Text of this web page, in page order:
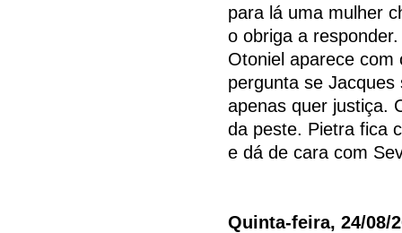
para lá uma mulher
o obriga a
Otoniel aparece
pergunta se
apenas quer justiça.
da peste. Pietra fica
e dá de cara com
Quinta-feira, 24/08/